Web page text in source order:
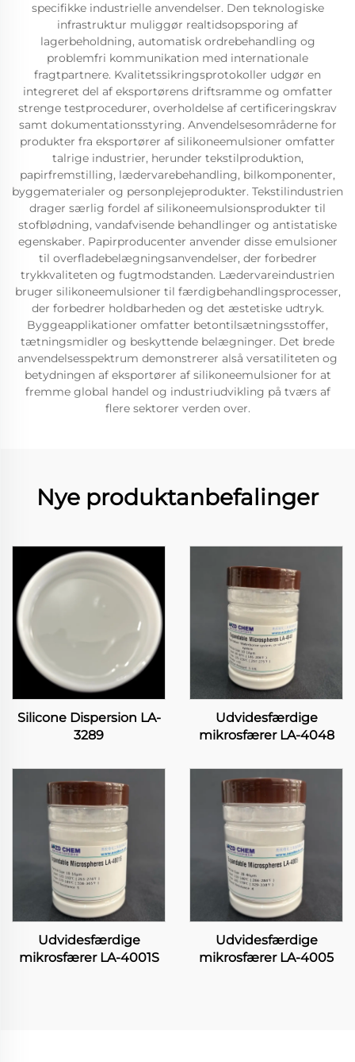
specifikke industrielle anvendelser. Den teknologiske
infrastruktur muliggør realtidsopsporing af
lagerbeholdning, automatisk ordrebehandling og
problemfri kommunikation med internationale
fragtpartnere. Kvalitetssikringsprotokoller udgør en
integreret del af eksportørens driftsramme og omfatter
strenge testprocedurer, overholdelse af certificeringskrav
samt dokumentationsstyring. Anvendelsesområderne for
produkter fra eksportører af silikoneemulsioner omfatter
talrige industrier, herunder tekstilproduktion,
papirfremstilling, lædervarebehandling, bilkomponenter,
byggematerialer og personplejeprodukter. Tekstilindustrien
drager særlig fordel af silikoneemulsionsprodukter til
stofblødning, vandafvisende behandlinger og antistatiske
egenskaber. Papirproducenter anvender disse emulsioner
til overfladebelægningsanvendelser, der forbedrer
trykkvaliteten og fugtmodstanden. Lædervareindustrien
bruger silikoneemulsioner til færdigbehandlingsprocesser,
der forbedrer holdbarheden og det æstetiske udtryk.
Byggeapplikationer omfatter betontilsætningsstoffer,
tætningsmidler og beskyttende belægninger. Det brede
anvendelsesspektrum demonstrerer alså versatiliteten og
betydningen af eksportører af silikoneemulsioner for at
fremme global handel og industriudvikling på tværs af
flere sektorer verden over.
Nye produktanbefalinger
Silicone Dispersion LA-
3289
Udvidesfærdige
mikrosfærer LA-4048
Udvidesfærdige
mikrosfærer LA-4001S
Udvidesfærdige
mikrosfærer LA-4005